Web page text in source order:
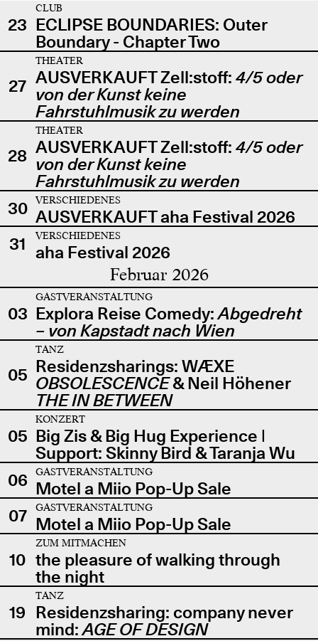
23
CLUB
ECLIPSE BOUNDARIES: Outer
Boundary - Chapter Two
27
THEATER
AUSVERKAUFT Zell:stoff: 4/5 oder
von der Kunst keine
Fahrstuhlmusik zu werden
28
THEATER
AUSVERKAUFT Zell:stoff: 4/5 oder
von der Kunst keine
Fahrstuhlmusik zu werden
30
VERSCHIEDENES
AUSVERKAUFT aha Festival 2026
31
VERSCHIEDENES
aha Festival 2026
Februar 2026
03
GASTVERANSTALTUNG
Explora Reise Comedy:Abgedreht
– von Kapstadt nach Wien
05
TANZ
Residenzsharings: WÆXE
OBSOLESCENCE& Neil Höhener
THE IN BETWEEN
05
KONZERT
Big Zis & Big Hug Experience |
Support: Skinny Bird & Taranja Wu
06
GASTVERANSTALTUNG
Motel a Miio Pop-Up Sale
07
GASTVERANSTALTUNG
Motel a Miio Pop-Up Sale
10
ZUM MITMACHEN
the pleasure of walking through
the night
19
TANZ
Residenzsharing: company never
mind:AGE OF DESIGN